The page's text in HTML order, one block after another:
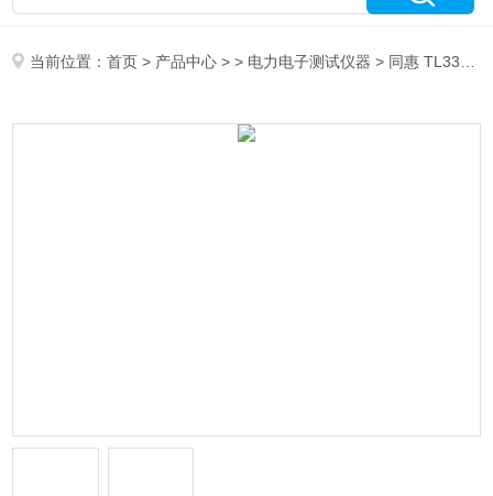
当前位置：首页 > 产品中心 > > 电力电子测试仪器 > 同惠 TL3301 单相数字功率计